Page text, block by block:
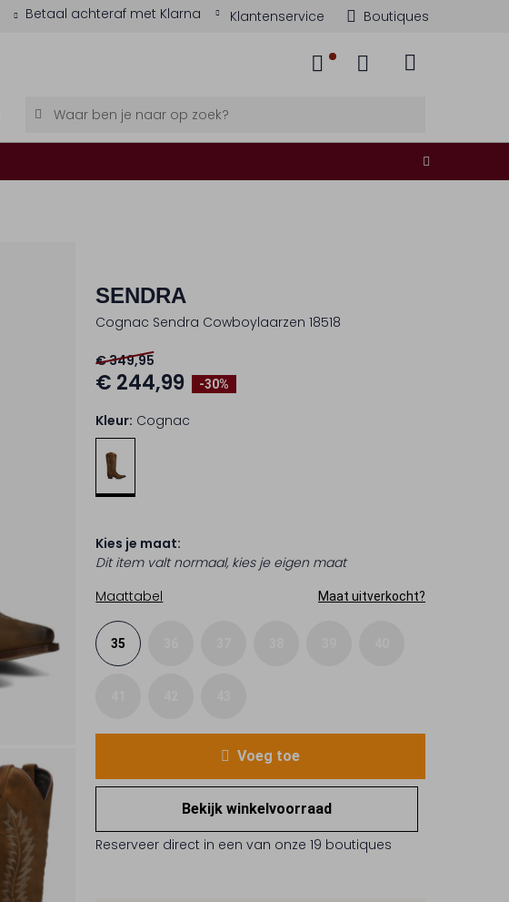
Betaal achteraf met Klarna Klantenservice Boutiques
SENDRA
Cognac Sendra Cowboylaarzen 18518
-30%
€ 349,95
€ 244,99
Kleur: Cognac
Kies je maat:
Dit item valt normaal, kies je eigen maat
Maattabel
Maat uitverkocht?
35
Voeg toe
Bekijk winkelvoorraad
Reserveer direct in een van onze 19 boutiques